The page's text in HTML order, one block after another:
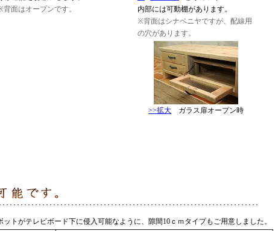
背面はオープンです。
内部には可動棚があります。
※背面はシナベニヤですが、配線用
の穴があります。
>>拡大 ガラス扉オープン時
トがテレビボード下に侵入可能なように、隙間10ｃｍタイプもご用意しました。